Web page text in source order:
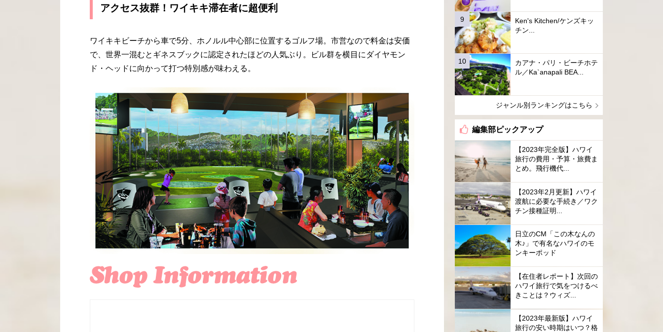
アクセス抜群！ワイキキ滞在者に超便利
ワイキキビーチから車で5分、ホノルル中心部に位置するゴルフ場。市営なので料金は安価
で、世界一混むとギネスブックに認定されたほどの人気ぶり。ビル群を横目にダイヤモン
ド・ヘッドに向かって打つ特別感が味わえる。
Ken's Kitchen/ケンズキッ
チン...
カアナ・パリ・ビーチホテ
ル／Ka`anapali BEA...
ジャンル別ランキングはこちら
編集部ピックアップ
【2023年完全版】ハワイ
旅行の費用・予算・旅費ま
とめ。飛行機代...
【2023年2月更新】ハワイ
渡航に必要な手続き／ワク
チン接種証明...
日立のCM「この木なんの
木♪」で有名なハワイのモ
ンキーポッド
【在住者レポート】次回の
ハワイ旅行で気をつけるべ
きことは？ウィズ...
【2023年最新版】ハワイ
旅行の安い時期はいつ？格